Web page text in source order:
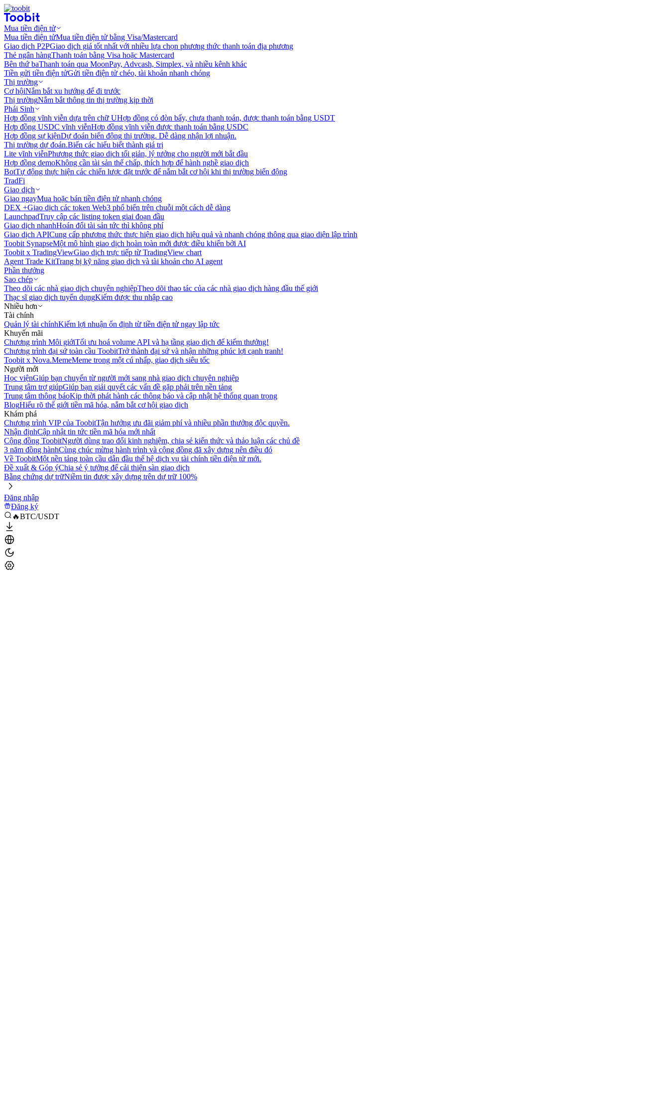
Mua tiền điện tử
Mua tiền điện tửMua tiền điện tử bằng Visa/Mastercard
Giao dịch P2PGiao dịch giá tốt nhất với nhiều lựa chọn phương thức thanh toán địa phương
Thẻ ngân hàngThanh toán bằng Visa hoặc Mastercard
Bên thứ baThanh toán qua MoonPay, Advcash, Simplex, và nhiều kênh khác
Tiền gửi tiền điện tửGửi tiền điện tử chéo, tài khoản nhanh chóng
Thị trường
Cơ hộiNắm bắt xu hướng để đi trước
Thị trườngNắm bắt thông tin thị trường kịp thời
Phái Sinh
Hợp đồng vĩnh viễn dựa trên chữ UHợp đồng có đòn bẩy, chưa thanh toán, được thanh toán bằng USDT
Hợp đồng USDC vĩnh viễnHợp đồng vĩnh viễn được thanh toán bằng USDC
Hợp đồng sự kiệnDự đoán biến động thị trường. Dễ dàng nhận lợi nhuận.
Thị trường dự đoán.Biến các hiểu biết thành giá trị
Lite vĩnh viễnPhương thức giao dịch tối giản, lý tưởng cho người mới bắt đầu
Hợp đồng demoKhông cần tài sản thế chấp, thích hợp để hành nghề giao dịch
BotTự động thực hiện các chiến lược đặt trước để nắm bắt cơ hội khi thị trường biến động
TradFi
Giao dịch
Giao ngayMua hoặc bán tiền điện tử nhanh chóng
DEX +Giao dịch các token Web3 phổ biến trên chuỗi một cách dễ dàng
LaunchpadTruy cập các listing token giai đoạn đầu
Giao dịch nhanhHoán đổi tài sản tức thì không phí
Giao dịch APICung cấp phương thức thực hiện giao dịch hiệu quả và nhanh chóng thông qua giao diện lập trình
Toobit SynapseMột mô hình giao dịch hoàn toàn mới được điều khiển bởi AI
Toobit x TradingViewGiao dịch trực tiếp từ TradingView chart
Agent Trade KitTrang bị kỹ năng giao dịch và tài khoản cho AI agent
Phần thưởng
Sao chép
Theo dõi các nhà giao dịch chuyên nghiệpTheo dõi thao tác của các nhà giao dịch hàng đầu thế giới
Thạc sĩ giao dịch tuyển dụngKiếm được thu nhập cao
Nhiều hơn
Tài chính
Quản lý tài chínhKiếm lợi nhuận ổn định từ tiền điện tử ngay lập tức
Khuyến mãi
Chương trình Môi giớiTối ưu hoá volume API và hạ tầng giao dịch để kiếm thưởng!
Chương trình đại sứ toàn cầu ToobitTrở thành đại sứ và nhận những phúc lợi cạnh tranh!
Toobit x Nova.MemeMeme trong một cú nhấp, giao dịch siêu tốc
Người mới
Học việnGiúp bạn chuyển từ người mới sang nhà giao dịch chuyên nghiệp
Trung tâm trợ giúpGiúp bạn giải quyết các vấn đề gặp phải trên nền tảng
Trung tâm thông báoKịp thời phát hành các thông báo và cập nhật hệ thống quan trọng
BlogHiểu rõ thế giới tiền mã hóa, nắm bắt cơ hội giao dịch
Khám phá
Chương trình VIP của ToobitTận hưởng ưu đãi giảm phí và nhiều phần thưởng độc quyền.
Nhận địnhCập nhật tin tức tiền mã hóa mới nhất
Cộng đồng ToobitNgười dùng trao đổi kinh nghiệm, chia sẻ kiến thức và thảo luận các chủ đề
3 năm đồng hànhCùng chúc mừng hành trình và cộng đồng đã xây dựng nên điều đó
Về ToobitMột nền tảng toàn cầu dẫn đầu thế hệ dịch vụ tài chính tiền điện tử mới.
Đề xuất & Góp ýChia sẻ ý tưởng để cải thiện sàn giao dịch
Bằng chứng dự trữNiềm tin được xây dựng trên dự trữ 100%
Đăng nhập
Đăng ký
🔥BTC/USDT